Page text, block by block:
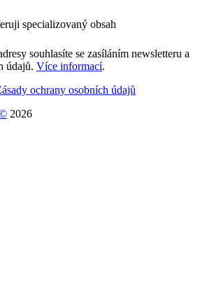
specializovaný obsah
souhlasíte se zasíláním newsletteru a
údajů. Více informací.
ochrany osobních údajů
2026